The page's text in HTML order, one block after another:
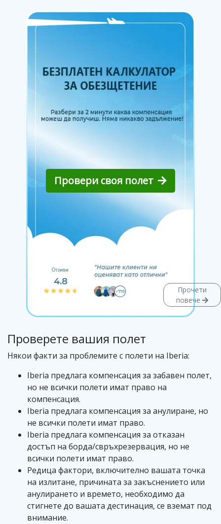
Провери своя полет
Прочети
повече
Проверете вашия полет
Някои факти за проблемите с полети на Iberia:
Iberia предлага компенсация за забавен полет,
но не всички полети имат право на
компенсация.
Iberia предлага компенсация за анулиране, но
не всички полети имат право.
Iberia предлага компенсация за отказан
достъп на борда/свръхрезервация, но не
всички полети имат право.
Редица фактори, включително вашата точка
на излитане, причината за закъснението или
анулирането и времето, необходимо да
стигнете до вашата дестинация, се вземат под
внимание.